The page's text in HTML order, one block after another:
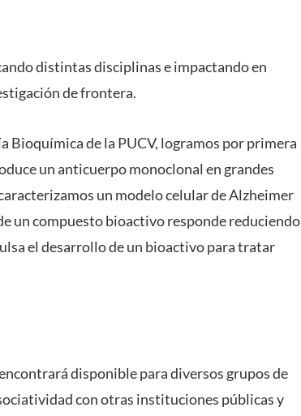
distintas disciplinas e impactando en
de frontera.
Bioquímica de la PUCV, logramos por primera
un anticuerpo monoclonal en grandes
un modelo celular de Alzheimer
un compuesto bioactivo responde reduciendo
el desarrollo de un bioactivo para tratar
disponible para diversos grupos de
con otras instituciones públicas y